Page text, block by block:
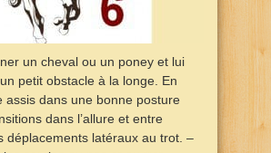
un cheval ou un poney et lui
petit obstacle à la longe. En
assis dans une bonne posture
dans l’allure et entre
déplacements latéraux au trot. –